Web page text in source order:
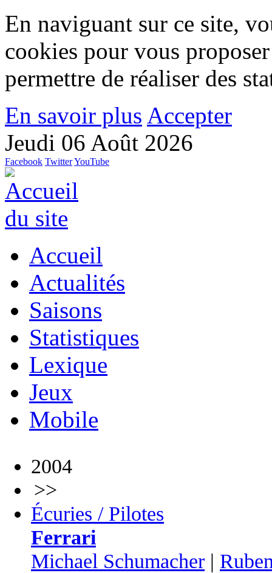
En naviguant sur ce site,
cookies pour vous
permettre de réaliser des
En savoir plus Accepter
Jeudi 06 Août 2026
Facebook TwitterYouTube
Accueil
Actualités
Saisons
Statistiques
Lexique
Jeux
Mobile
2004
>>
Écuries / Pilotes
Ferrari
Michael Schumacher |